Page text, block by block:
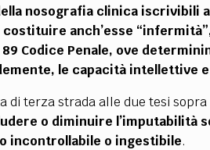
nosografia clinica iscrivibili
anch’esse
Codice Penale, ove
le capacità intellettive
di terza strada alle due tesi
o diminuire l’imputabilità
incontrollabile o ingestibile.